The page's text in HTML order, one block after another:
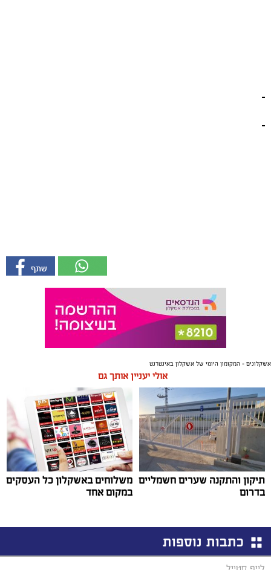
אשקלונים - המקומון היומי של אשקלון באינטרנט
אולי יעניין אותך גם
תיקון והתקנה שערים חשמליים
בדרום
משלוחים באשקלון כל העסקים
במקום אחד
כתבות נוספות
לייף סטייל